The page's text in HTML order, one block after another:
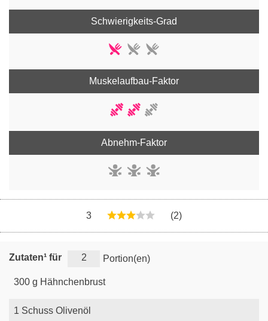
Schwierigkeits-Grad
Muskelaufbau-Faktor
Abnehm-Faktor
3 (2)
Zutaten¹ für Portion(en)
300 g Hähnchenbrust
1 Schuss Olivenöl